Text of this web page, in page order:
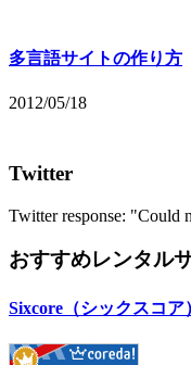
多言語サイトの作り方
2012/05/18
Twitter
Twitter response: "Could
おすすめレンタル
Sixcore（シックスコア